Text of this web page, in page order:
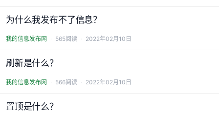
为什么我发布不了信息？
我的信息发布网 565阅读 2022年02月10日
刷新是什么？
我的信息发布网 566阅读 2022年02月10日
置顶是什么？